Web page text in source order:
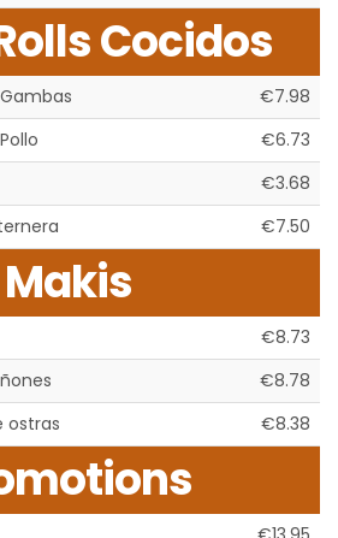
Cocidos
€7.98
€6.73
€3.68
€7.50
Makis
€8.73
€8.78
ostras
€8.38